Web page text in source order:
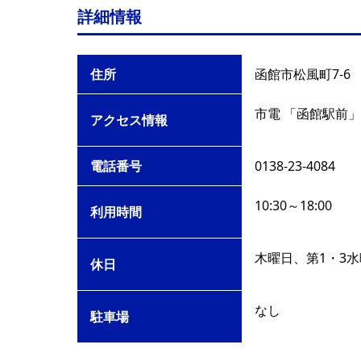
詳細情報
住所 函館市松風町7-6
アクセス情報 市電 「函館駅前
電話番号 0138-23-4084
利用時間 10:30～18:00
休日 木曜日、第1・3
駐車場 なし